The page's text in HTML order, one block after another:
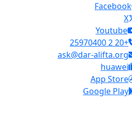
Facebook
X
Youtube
+20 2 25970400
ask@dar-alifta.org
huawei
App Store
Google Play